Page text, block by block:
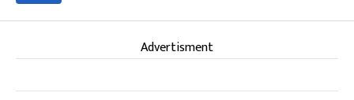
Advertisment